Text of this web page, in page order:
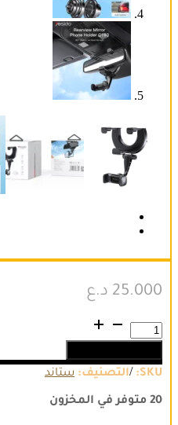
25.000 د.ع
كمية
C193
Car
Mirror
SKU:
/التصنيف: ستاند
20 متوفر في المخزون